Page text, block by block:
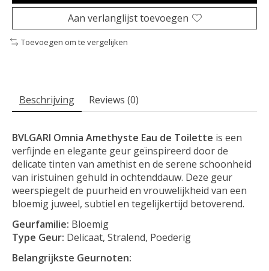
Aan verlanglijst toevoegen
Toevoegen om te vergelijken
Beschrijving Reviews (0)
BVLGARI Omnia Amethyste Eau de Toilette is een
verfijnde en elegante geur geïnspireerd door de
delicate tinten van amethist en de serene schoonheid
van iristuinen gehuld in ochtenddauw. Deze geur
weerspiegelt de puurheid en vrouwelijkheid van een
bloemig juweel, subtiel en tegelijkertijd betoverend.
Geurfamilie: Bloemig
Type Geur: Delicaat, Stralend, Poederig
Belangrijkste Geurnoten: